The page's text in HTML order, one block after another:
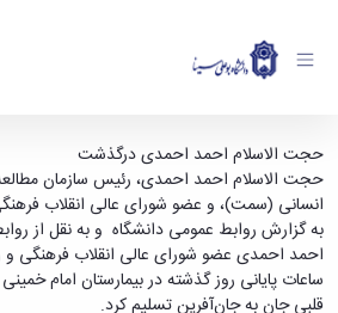
دانشگاه
تاریخچه
و
معرفی
برنامه
راهبردی
دانشگاه
آموزش
پذیرش
کارشناسی
تحصیلات
تکمیلی
پسا
دکترا
پژوهش
فناوری و
کارآفرینی
دفتر
ارتباط
با
دانشکده‌ها
پردیس
اصلی
مهندسی
کشاورزی
رفاهی
رفاهی
پرسنل
اداره
اعضای
هیأت
علمی
کارکنان
انالله و انا الیه راجعون؛ -
حجت الاسلام احمد احمدی درگذشت
حجت الاسلام احمد احمدی، رئیس سازمان
انسانی (سمت)، و عضو شورای عالی انقلاب
به گزارش روابط عمومی دانشگاه و به نقل از
احمد احمدی عضو شورای عالی انقلاب فرهنگی
ساعات پایانی روز گذشته در بیمارستان امام
قلبی جان به جان‌آفرین تسلیم کرد.